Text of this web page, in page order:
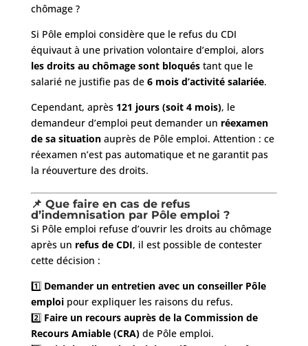
chômage ?
Si Pôle emploi considère que le refus du CDI
équivaut à une privation volontaire d’emploi, alors
les droits au chômage sont bloquéstant que le
salarié ne justifie pas de 6 mois d’activité salariée.
Cependant, après 121 jours (soit 4 mois), le
demandeur d’emploi peut demander un réexamen
de sa situationauprès de Pôle emploi. Attention : ce
réexamen n’est pas automatique et ne garantit pas
la réouverture des droits.
📌 Que faire en cas de refus
d’indemnisation par Pôle emploi ?
Si Pôle emploi refuse d’ouvrir les droits au chômage
après un refus de CDI, il est possible de contester
cette décision :
1️⃣ Demander un entretien avec un conseiller Pôle
emploipour expliquer les raisons du refus.
2️⃣ Faire un recours auprès de la Commission de
Recours Amiable (CRA)de Pôle emploi.